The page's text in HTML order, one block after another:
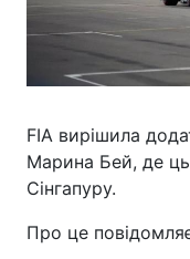
FIA вирішила
Марина Бей, де
Сінгапуру.
Про це